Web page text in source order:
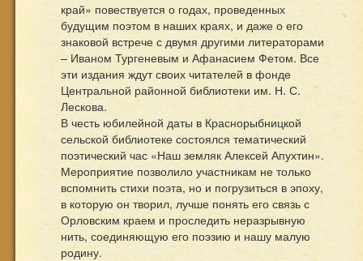
край» повествуется о годах, проведенных
будущим поэтом в наших краях, и даже о его
знаковой встрече с двумя другими литераторами
– Иваном Тургеневым и Афанасием Фетом. Все
эти издания ждут своих читателей в фонде
Центральной районной библиотеки им. Н. С.
Лескова.
В честь юбилейной даты в Краснорыбницкой
сельской библиотеке состоялся тематический
поэтический час «Наш земляк Алексей Апухтин».
Мероприятие позволило участникам не только
вспомнить стихи поэта, но и погрузиться в эпоху,
в которую он творил, лучше понять его связь с
Орловским краем и проследить неразрывную
нить, соединяющую его поэзию и нашу малую
родину.